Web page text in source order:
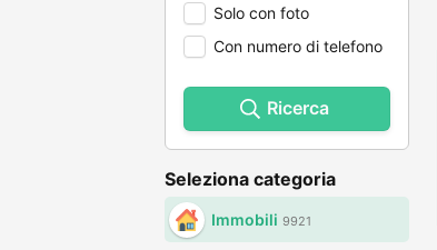
Solo con foto
Con numero di telefono
Ricerca
Seleziona categoria
Immobili 9921